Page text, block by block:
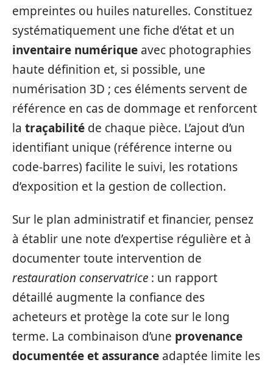
empreintes ou huiles naturelles. Constituez
systématiquement une fiche d’état et un
inventaire numérique avec photographies
haute définition et, si possible, une
numérisation 3D ; ces éléments servent de
référence en cas de dommage et renforcent
la traçabilité de chaque pièce. L’ajout d’un
identifiant unique (référence interne ou
code-barres) facilite le suivi, les rotations
d’exposition et la gestion de collection.
Sur le plan administratif et financier, pensez
à établir une note d’expertise régulière et à
documenter toute intervention de
restauration conservatrice : un rapport
détaillé augmente la confiance des
acheteurs et protège la cote sur le long
terme. La combinaison d’une provenance
documentée et assurance adaptée limite les